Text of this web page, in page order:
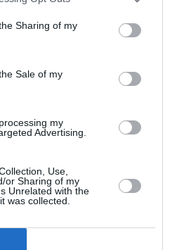
Sharing of my
Sale of my
my
Advertising.
Use,
or Sharing of my
Unrelated with the
was collected.